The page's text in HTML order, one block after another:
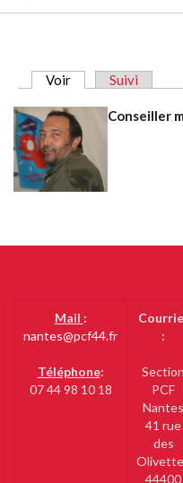
Onglets
Voir (onglet actif)
Suivi
Conseiller
Mail :
nantes@pcf44.fr
Téléphone:
07 44 98 10 18
:
Section
PCF
Nantes
41 rue
des
44400